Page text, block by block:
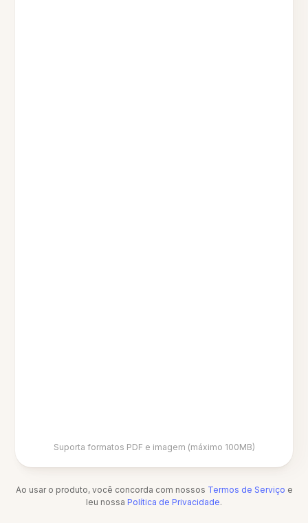
Suporta formatos PDF e imagem (máximo 100MB)
Ao usar o produto, você concorda com nossos Termos de Serviço e
leu nossa Política de Privacidade.